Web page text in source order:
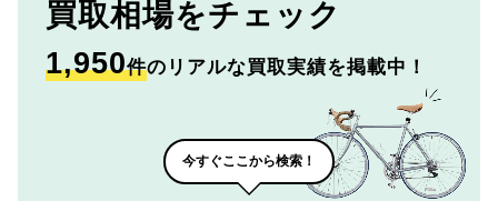
買取相場をチェック
1,950件のリアルな買取実績を掲載中！
今すぐここから検索！